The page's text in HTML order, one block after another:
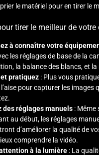
le matériel pour en tirer le
tirer le meilleur de votre
à connaître votre
les réglages de base de la
la balance des blancs, et
pratiquez: Plus vous
pour capturer les images
des réglages manuels: Même
au début, les réglages
d’améliorer la qualité de
comprendre la vidéo.
à la lumière: La